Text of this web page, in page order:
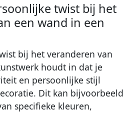
twist bij het
een wand in een
bij het veranderen van
houdt in dat je
en persoonlijke stijl
Dit kan bijvoorbeeld
specifieke kleuren,